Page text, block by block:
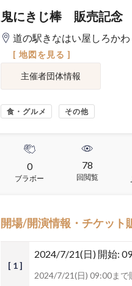
鬼にきじ棒 販売記念
道の駅きなはい屋しろかわ
[ 地図を見る ]
主催者団体情報
食・グルメ その他
0
ブラボー
78
回閲覧
開場/開演情報・チケット
[ 1 ]
2024/7/21(日) 開始:
2024/7/21(日) 09:00まで